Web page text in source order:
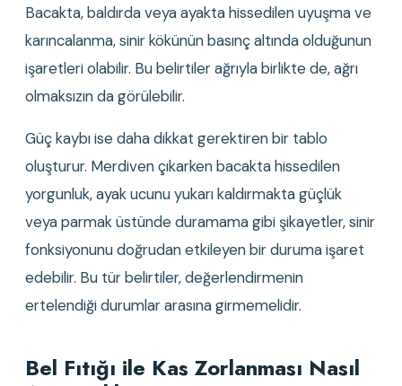
Bacakta, baldırda veya ayakta hissedilen uyuşma ve
karıncalanma, sinir kökünün basınç altında olduğunun
işaretleri olabilir. Bu belirtiler ağrıyla birlikte de, ağrı
olmaksızın da görülebilir.
Güç kaybı ise daha dikkat gerektiren bir tablo
oluşturur. Merdiven çıkarken bacakta hissedilen
yorgunluk, ayak ucunu yukarı kaldırmakta güçlük
veya parmak üstünde duramama gibi şikayetler, sinir
fonksiyonunu doğrudan etkileyen bir duruma işaret
edebilir. Bu tür belirtiler, değerlendirmenin
ertelendiği durumlar arasına girmemelidir.
Bel Fıtığı ile Kas Zorlanması Nasıl